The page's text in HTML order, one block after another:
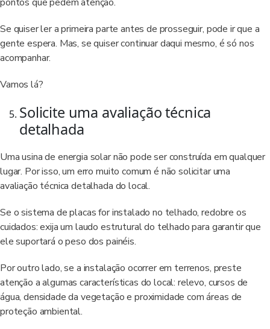
Se quiser ler a primeira parte antes de prosseguir, pode ir que a
gente espera. Mas, se quiser continuar daqui mesmo, é só nos
acompanhar.
Vamos lá?
Solicite uma avaliação técnica
detalhada
Uma usina de energia solar não pode ser construída em qualquer
lugar. Por isso, um erro muito comum é não solicitar uma
avaliação técnica detalhada do local.
Se o sistema de placas for instalado no telhado, redobre os
cuidados: exija um laudo estrutural do telhado para garantir que
ele suportará o peso dos painéis.
Por outro lado, se a instalação ocorrer em terrenos, preste
atenção a algumas características do local: relevo, cursos de
água, densidade da vegetação e proximidade com áreas de
proteção ambiental.